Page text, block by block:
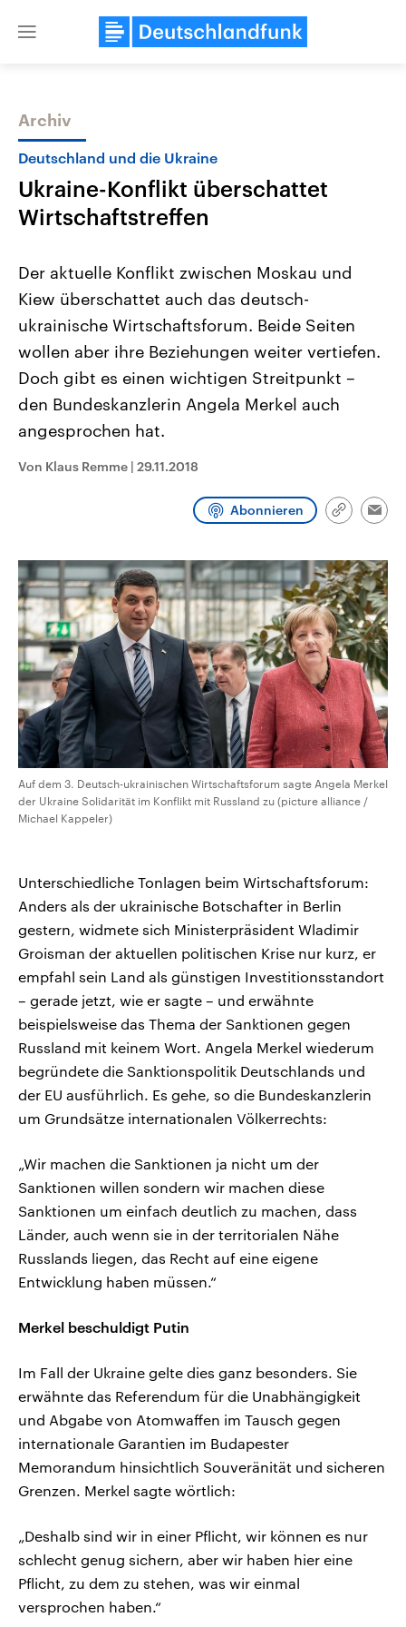
Close
Themen
Landtagswahl Sachsen-Anhalt
2026
Alle Informationen
Sachsen-Anhalt wählt am 6.
September 2026 einen neuen
Landtag. Seit 2021 wird das
Bundesland von einer Koalition aus
Umfragen, Prognosen,
und Hintergründe zu den Parteien
und Kandidaten der anstehenden
USA
Aktuelle Beiträge,
Hintergründe
Wirtschaftlich und
gehören die Vereinigten
den mächtigsten Ländern
mit großem Einfluss auf
Sendungen Programm
Archiv
Deutschland und die Ukraine
Ukraine-Konflikt überschattet
Wirtschaftstreffen
Der aktuelle Konflikt zwischen Moskau und
Kiew überschattet auch das deutsch-
ukrainische Wirtschaftsforum. Beide Seiten
wollen aber ihre Beziehungen weiter vertiefen.
Doch gibt es einen wichtigen Streitpunkt –
den Bundeskanzlerin Angela Merkel auch
angesprochen hat.
Von Klaus Remme | 29.11.2018
Abonnieren
Link
Auf dem 3. Deutsch-ukrainischen Wirtschaftsforum sagte Angela Merkel
der Ukraine Solidarität im Konflikt mit Russland zu (picture alliance /
Michael Kappeler)
Unterschiedliche Tonlagen beim Wirtschaftsforum:
Anders als der ukrainische Botschafter in Berlin
gestern, widmete sich Ministerpräsident Wladimir
Groisman der aktuellen politischen Krise nur kurz, er
empfahl sein Land als günstigen Investitionsstandort
– gerade jetzt, wie er sagte – und erwähnte
beispielsweise das Thema der Sanktionen gegen
Russland mit keinem Wort. Angela Merkel wiederum
begründete die Sanktionspolitik Deutschlands und
der EU ausführlich. Es gehe, so die Bundeskanzlerin
um Grundsätze internationalen Völkerrechts:
„Wir machen die Sanktionen ja nicht um der
Sanktionen willen sondern wir machen diese
Sanktionen um einfach deutlich zu machen, dass
Länder, auch wenn sie in der territorialen Nähe
Russlands liegen, das Recht auf eine eigene
Entwicklung haben müssen.“
Merkel beschuldigt Putin
Im Fall der Ukraine gelte dies ganz besonders. Sie
erwähnte das Referendum für die Unabhängigkeit
und Abgabe von Atomwaffen im Tausch gegen
internationale Garantien im Budapester
Memorandum hinsichtlich Souveränität und sicheren
Grenzen. Merkel sagte wörtlich:
„Deshalb sind wir in einer Pflicht, wir können es nur
schlecht genug sichern, aber wir haben hier eine
Pflicht, zu dem zu stehen, was wir einmal
versprochen haben.“